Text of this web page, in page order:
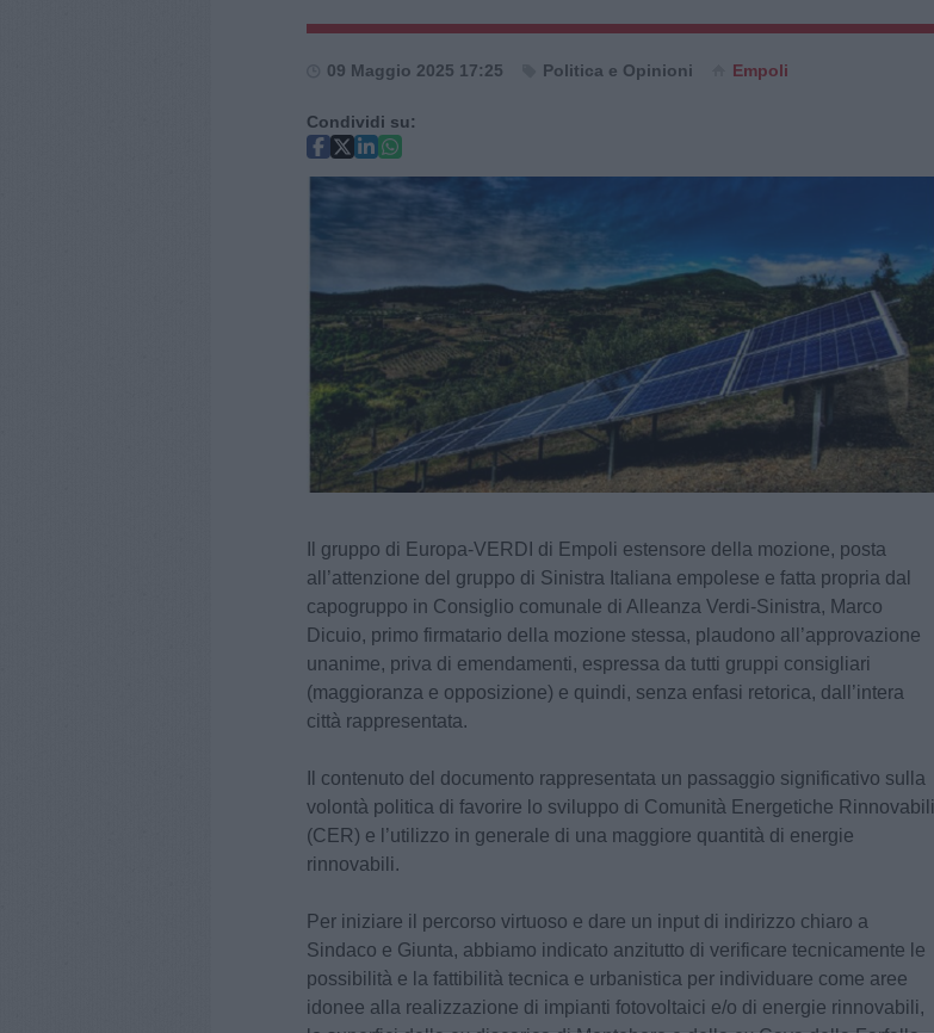
09 Maggio 2025 17:25 Politica e Opinioni Empoli
Condividi su:
Il gruppo di Europa-VERDI di Empoli estensore della mozione, posta
all’attenzione del gruppo di Sinistra Italiana empolese e fatta propria dal
capogruppo in Consiglio comunale di Alleanza Verdi-Sinistra, Marco
Dicuio, primo firmatario della mozione stessa, plaudono all’approvazione
unanime, priva di emendamenti, espressa da tutti gruppi consigliari
(maggioranza e opposizione) e quindi, senza enfasi retorica, dall’intera
città rappresentata.
Il contenuto del documento rappresentata un passaggio significativo sulla
volontà politica di favorire lo sviluppo di Comunità Energetiche Rinnovabili
(CER) e l’utilizzo in generale di una maggiore quantità di energie
rinnovabili.
Per iniziare il percorso virtuoso e dare un input di indirizzo chiaro a
Sindaco e Giunta, abbiamo indicato anzitutto di verificare tecnicamente le
possibilità e la fattibilità tecnica e urbanistica per individuare come aree
idonee alla realizzazione di impianti fotovoltaici e/o di energie rinnovabili,